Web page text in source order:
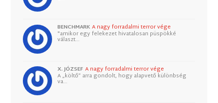
BENCHMARK A nagy forradalmi terror vége
"amikor egy felekezet hivatalosan püspökké
választ…
X. JÓZSEF A nagy forradalmi terror vége
A „költő” arra gondolt, hogy alapvető különbség
va…